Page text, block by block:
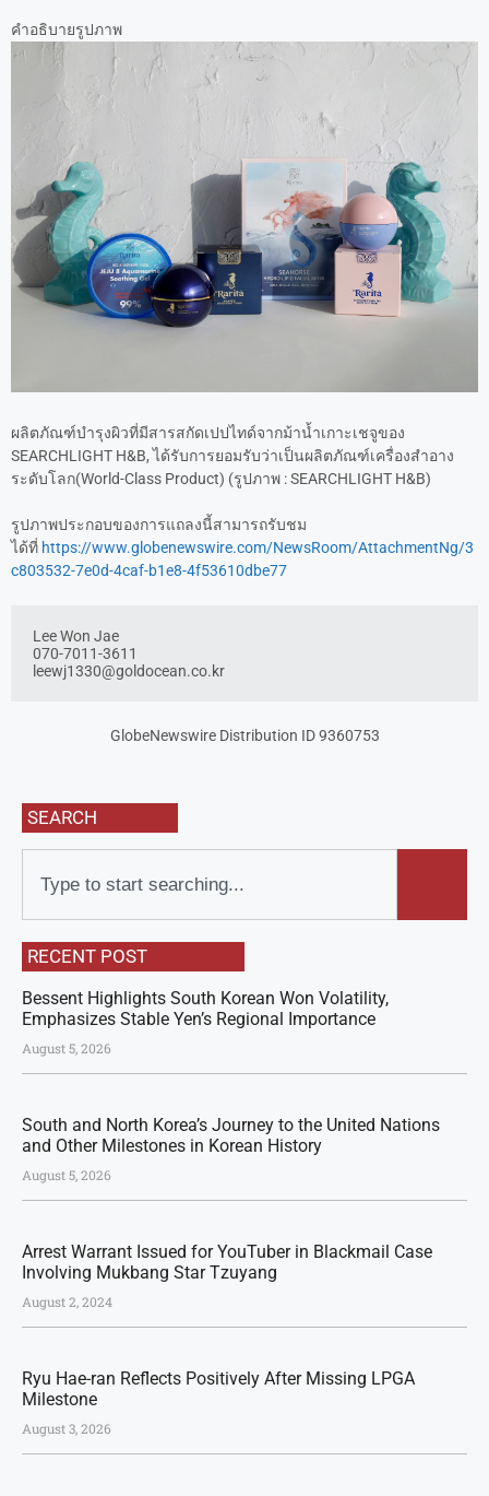
คำอธิบายรูปภาพ
ผลิตภัณฑ์บำรุงผิวที่มีสารสกัดเปปไทด์จากม้าน้ำเกาะเชจูของ
SEARCHLIGHT H&B, ได้รับการยอมรับว่าเป็นผลิตภัณฑ์เครื่องสำอาง
ระดับโลก(World-Class Product) (รูปภาพ : SEARCHLIGHT H&B)
รูปภาพประกอบของการแถลงนี้สามารถรับชม
ได้ที่ https://www.globenewswire.com/NewsRoom/AttachmentNg/3
c803532-7e0d-4caf-b1e8-4f53610dbe77
Lee Won Jae
leewj1330@goldocean.co.kr
GlobeNewswire Distribution ID 9360753
SEARCH
RECENT POST
Bessent Highlights South Korean Won Volatility,
Emphasizes Stable Yen’s Regional Importance
August 5, 2026
South and North Korea’s Journey to the United Nations
and Other Milestones in Korean History
August 5, 2026
Arrest Warrant Issued for YouTuber in Blackmail Case
Involving Mukbang Star Tzuyang
August 2, 2024
Ryu Hae-ran Reflects Positively After Missing LPGA
Milestone
August 3, 2026